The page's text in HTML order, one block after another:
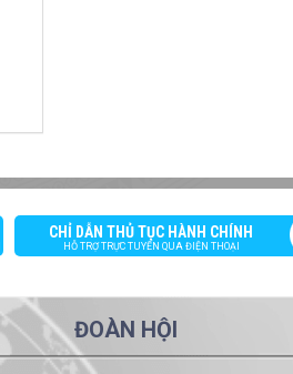
CHỈ DẪN THỦ TỤC HÀNH CHÍNH
HỖ TRỢ TRỰC TUYẾN QUA ĐIỆN THOẠI
ĐOÀN HỘI